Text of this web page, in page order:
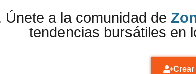
a la comunidad de
tendencias bursátiles en